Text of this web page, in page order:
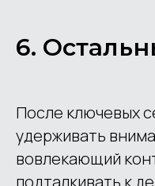
6.
После ключевых
удерживать
вовлекающий
подталкивать к